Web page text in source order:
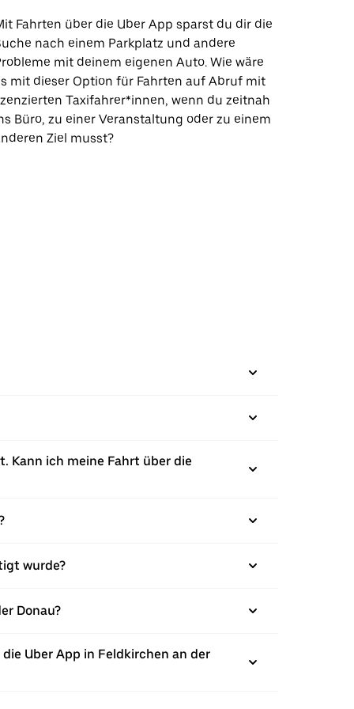
Fahrten über die Uber App sparst du dir die
nach einem Parkplatz und andere
mit deinem eigenen Auto. Wie wäre
mit dieser Option für Fahrten auf Abruf mit
Taxifahrer*innen, wenn du zeitnah
Büro, zu einer Veranstaltung oder zu einem
Ziel musst?
Kann ich meine Fahrt über die
wurde?
Donau?
Uber App in Feldkirchen an der